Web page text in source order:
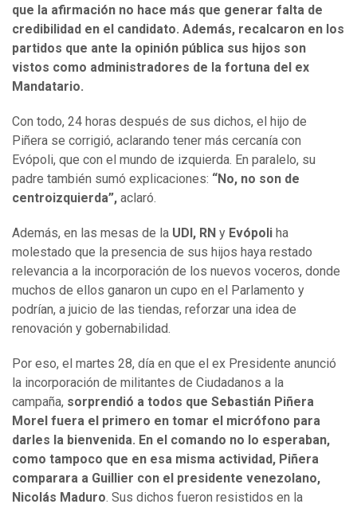
que la afirmación no hace más que generar falta de
credibilidad en el candidato. Además, recalcaron en los
partidos que ante la opinión pública sus hijos son
vistos como administradores de la fortuna del ex
Mandatario.
Con todo, 24 horas después de sus dichos, el hijo de
Piñera se corrigió, aclarando tener más cercanía con
Evópoli, que con el mundo de izquierda. En paralelo, su
padre también sumó explicaciones: “No, no son de
centroizquierda”, aclaró.
Además, en las mesas de la UDI, RN y Evópoli ha
molestado que la presencia de sus hijos haya restado
relevancia a la incorporación de los nuevos voceros, donde
muchos de ellos ganaron un cupo en el Parlamento y
podrían, a juicio de las tiendas, reforzar una idea de
renovación y gobernabilidad.
Por eso, el martes 28, día en que el ex Presidente anunció
la incorporación de militantes de Ciudadanos a la
campaña, sorprendió a todos que Sebastián Piñera
Morel fuera el primero en tomar el micrófono para
darles la bienvenida. En el comando no lo esperaban,
como tampoco que en esa misma actividad, Piñera
comparara a Guillier con el presidente venezolano,
Nicolás Maduro. Sus dichos fueron resistidos en la